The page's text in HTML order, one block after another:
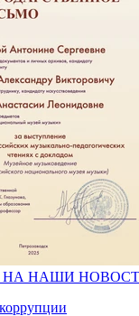
НАШИ